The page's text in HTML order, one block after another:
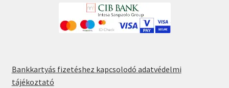
Bankkartyás fizetéshez kapcsolodó adatvédelmi
tájékoztató